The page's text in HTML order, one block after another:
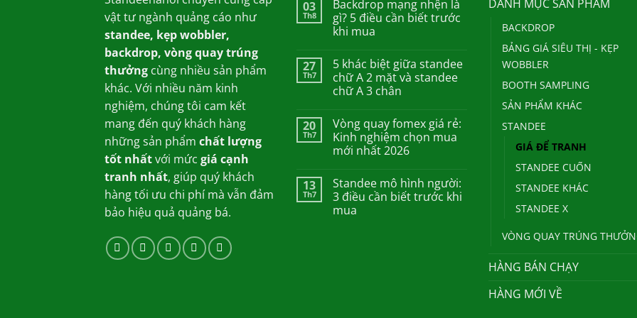
vật tư ngành quảng cáo như
standee, kẹp wobbler,
backdrop, vòng quay trúng
thưởng cùng nhiều sản phẩm
khác. Với nhiều năm kinh
nghiệm, chúng tôi cam kết
mang đến quý khách hàng
những sản phẩm chất lượng
tốt nhấtvới mức giá cạnh
tranh nhất, giúp quý khách
hàng tối ưu chi phí mà vẫn đảm
bảo hiệu quả quảng bá.
03
Th8
Backdrop mạng nhện là
gì? 5 điều cần biết trước
khi mua
27
Th7
5 khác biệt giữa standee
chữ A 2 mặt và standee
chữ A 3 chân
20
Th7
Vòng quay fomex giá rẻ:
Kinh nghiệm chọn mua
mới nhất 2026
13
Th7
Standee mô hình người:
3 điều cần biết trước khi
mua
DANH MỤC SẢN PHẨM
BACKDROP
BẢNG GIÁ SIÊU THỊ - KẸP
WOBBLER
BOOTH SAMPLING
SẢN PHẨM KHÁC
STANDEE
GIÁ ĐỂ TRANH
STANDEE CUỐN
STANDEE KHÁC
STANDEE X
VÒNG QUAY TRÚNG
HÀNG BÁN CHẠY
HÀNG MỚI VỀ